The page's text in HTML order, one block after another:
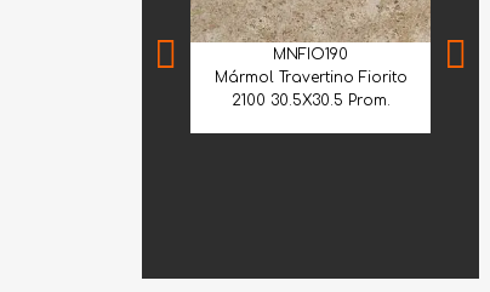
MNFIO190
Mármol Travertino Fiorito
2100 30.5X30.5 Prom.